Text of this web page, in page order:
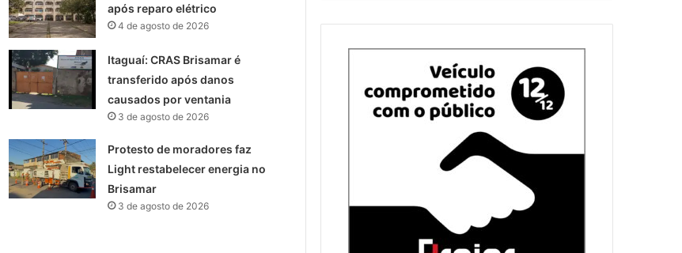
após reparo elétrico
4 de agosto de 2026
Itaguaí: CRAS Brisamar é
transferido após danos
causados por ventania
3 de agosto de 2026
Protesto de moradores faz
Light restabelecer energia no
Brisamar
3 de agosto de 2026